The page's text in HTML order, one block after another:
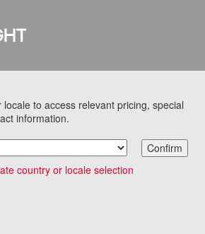
シリーズ
・ソース／メ
・ユニット
to access relevant pricing, special
information.
Confirm
country or locale selection